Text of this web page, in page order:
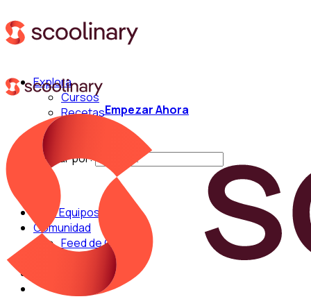
Explora
Cursos
Recetas
Buscar por:
Para Equipos
Comunidad
Feed de Cocina
Empezar Ahora